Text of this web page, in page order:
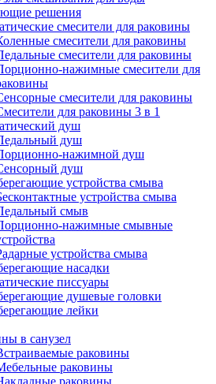
решения
смесители для раковины
смесители для раковины
смесители для раковины
нажимные смесители для
смесители для раковины
для раковины 3 в 1
душ
душ
нажимной душ
душ
устройства смыва
устройства смыва
смыв
нажимные смывные
устройства смыва
насадки
писсуары
душевые головки
лейки
в санузел
раковины
раковины
раковины